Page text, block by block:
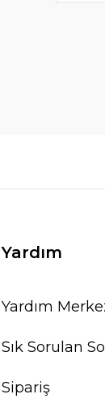
Yardım
Yardım
Sık Sorulan
Sipariş